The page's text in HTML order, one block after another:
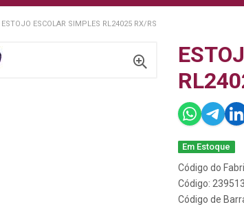
ESTOJO ESCOLAR SIMPLES RL24025 RX/RS
Em Estoque
Código do
Código: 239513
Código de